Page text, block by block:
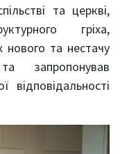
та церкві,
гріха,
нового та нестачу
запропонував
відповідальності